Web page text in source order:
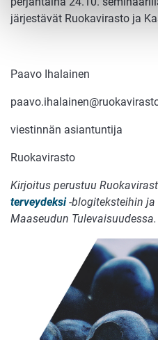
järjestävät Ruokavirasto ja
Paavo Ihalainen
viestinnän asiantuntija
Ruokavirasto
Kirjoitus perustuu
terveydeksi-blogiteksteihin
Maaseudun Tulevaisuudessa.